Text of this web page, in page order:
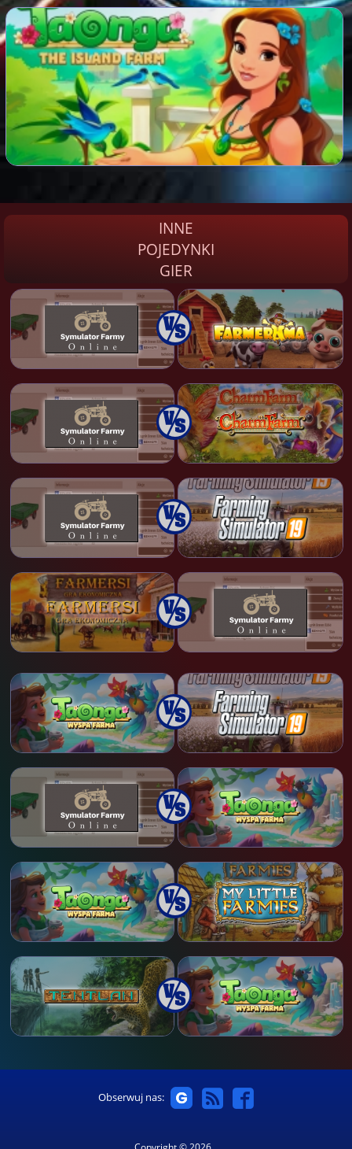
INNE
POJEDYNKI
GIER
Obserwuj nas: